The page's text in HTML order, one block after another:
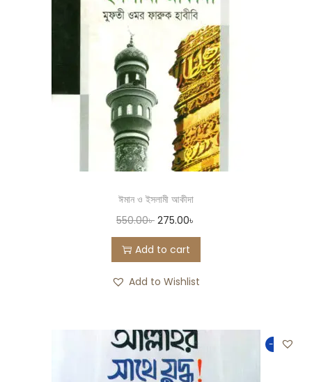
ঈমান ও ইসলামী আকীদা
550.00৳ 275.00৳
Add to cart
Add to Wishlist
-50%